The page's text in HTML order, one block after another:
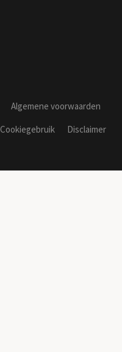
Algemene voorwaarden
Cookiegebruik
Disclaimer